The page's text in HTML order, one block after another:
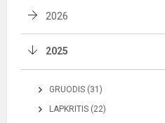
2026
2025
GRUODIS (31)
LAPKRITIS (22)